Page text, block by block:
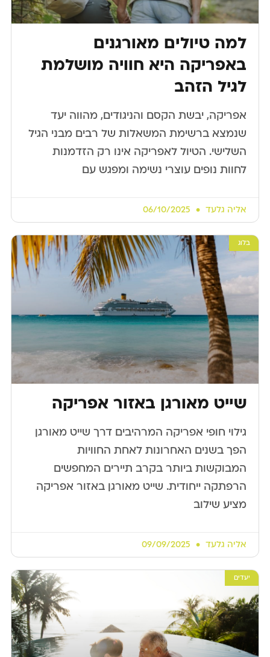
למה טיולים מאורגנים
באפריקה היא חוויה מושלמת
לגיל הזהב
אפריקה, יבשת הקסם והניגודים, מהווה יעד
שנמצא ברשימת המשאלות של רבים מבני הגיל
השלישי. הטיול לאפריקה אינו רק הזדמנות
לחוות נופים עוצרי נשימה ומפגש עם
אליה גלעד
בלוג
שייט מאורגן באזור אפריקה
גילוי חופי אפריקה המרהיבים דרך שייט מאורגן
הפך בשנים האחרונות לאחת החוויות
המבוקשות ביותר בקרב תיירים המחפשים
הרפתקה ייחודית. שייט מאורגן באזור אפריקה
מציע שילוב
אליה גלעד
יעדים